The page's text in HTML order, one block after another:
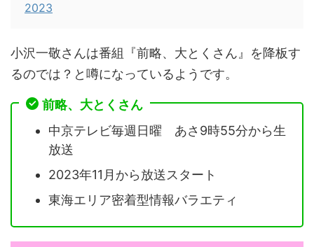
2023
小沢一敬さんは番組『前略、大とくさん』を降板す
るのでは？と噂になっているようです。
前略、大とくさん
中京テレビ毎週日曜 あさ9時55分から生
放送
2023年11月から放送スタート
東海エリア密着型情報バラエティ